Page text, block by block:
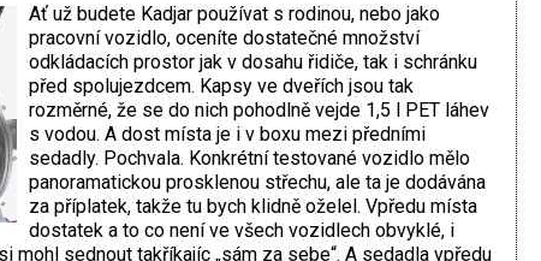
Ať už budete Kadjar používat s rodinou, nebo jako
pracovní vozidlo, oceníte dostatečné množství
odkládacích prostor jak v dosahu řidiče, tak i schránku
před spolujezdcem. Kapsy ve dveřích jsou tak
rozměrné, že se do nich pohodlně vejde 1,5 l PET láhev
s vodou. A dost místa je i v boxu mezi předními
sedadly. Pochvala. Konkrétní testované vozidlo mělo
panoramatickou prosklenou střechu, ale ta je dodávána
za příplatek, takže tu bych klidně oželel. Vpředu místa
dostatek a to co není ve všech vozidlech obvyklé, i
mohl sednout takříkajíc „sám za sebe“. A sedadla vpředu